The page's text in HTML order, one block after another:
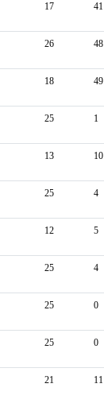
17 41
26 48
18 49
25 1
13 10
25 4
12 5
25 4
25 0
25 0
21 11